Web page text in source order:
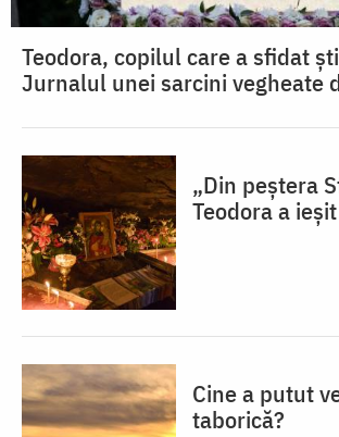
Teodora, copilul care a sfidat
Jurnalul unei sarcini vegheate
„Din peștera
Teodora a
Cine a putut
taborică?